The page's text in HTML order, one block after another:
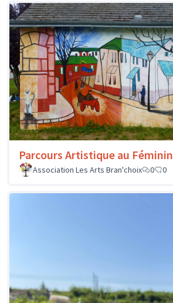
Parcours Artistique au Féminin
Association Les Arts Bran'choix
0 0